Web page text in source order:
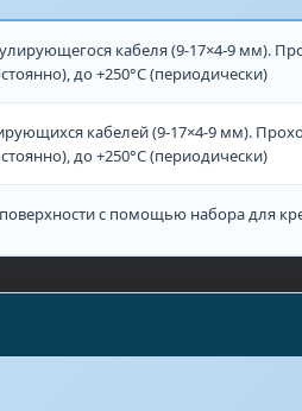
кабеля (9-17×4-9 мм).
до +250°С (периодически)
кабелей (9-17×4-9 мм).
до +250°С (периодически)
с помощью набора для